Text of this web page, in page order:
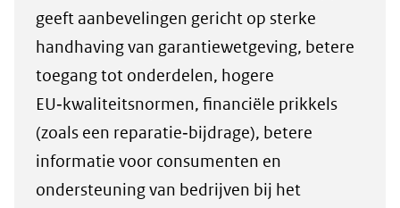
geeft aanbevelingen gericht op sterke
handhaving van garantiewetgeving, betere
toegang tot onderdelen, hogere
EU‑kwaliteitsnormen, financiële prikkels
(zoals een reparatie‑bijdrage), betere
informatie voor consumenten en
ondersteuning van bedrijven bij het